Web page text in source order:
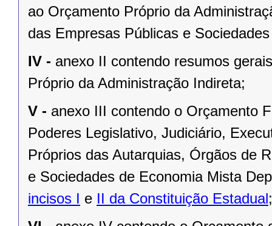
ao Orçamento Próprio da
das Empresas Públicas e
IV - anexo II contendo resumos
Próprio da Administração Indireta;
V - anexo III contendo o Orçamento
Poderes Legislativo, Judiciário,
Próprios das Autarquias, Órgãos de
e Sociedades de Economia Mista
incisos I e II da Constituição Estadual;